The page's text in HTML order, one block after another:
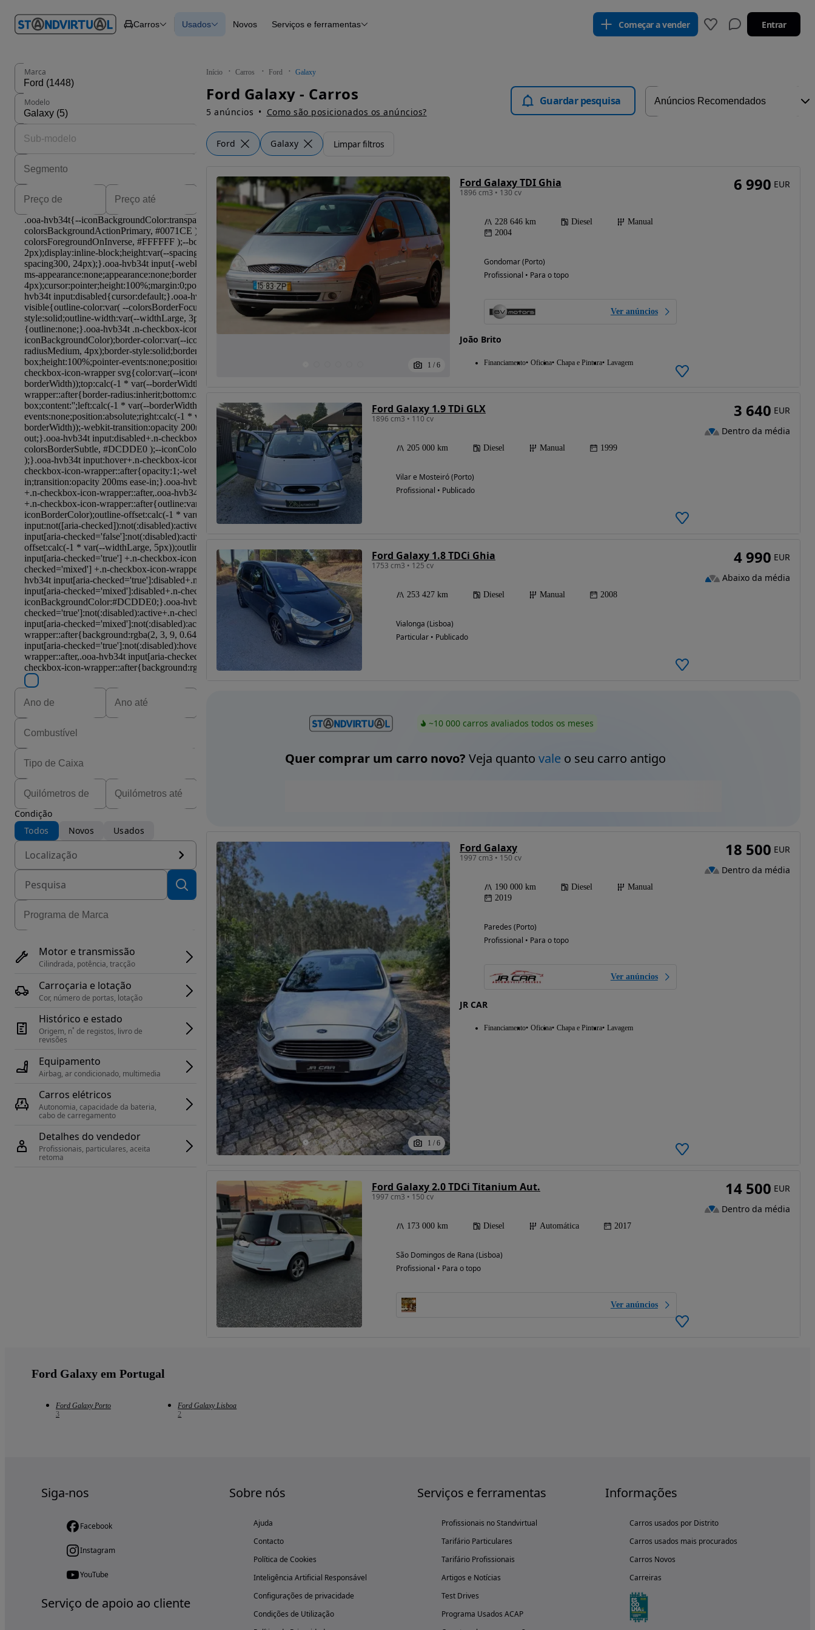
em
Carros Carros
Carros
Novos
Usados Novos
Histórico do veículo
Serviços e ferramentas Começar a vender Entrar
Início Carros Ford Galaxy
Ford Galaxy - Carros
5 anúncios Como são posicionados os anúncios?
Guardar pesquisa
Ford Galaxy Limpar filtros
Marca
Modelo
Possibilidade de
Condição
Todos
Novos Usados
Localização
Motor e transmissão
Cilindrada, potência, tracção
Carroçaria e lotação
Cor, número de portas, lotação
Histórico e estado
Origem, n˚ de registos, livro de
revisões
Equipamento
Airbag, ar condicionado, multimedia
Carros elétricos
Autonomia, capacidade da bateria,
cabo de carregamento
Detalhes do vendedor
Profissionais, particulares, aceita
retoma
1 / 6
Ford Galaxy TDI Ghia
1896 cm3 • 130 cv
228 646 km Diesel
Manual
2004
Gondomar (Porto)
Profissional • Para o topo
Ver anúncios
João Brito
Financiamento Oficina Chapa e Pintura Lavagem
6 990 EUR
Ford Galaxy 1.9 TDi GLX
1896 cm3 • 110 cv
205 000 km Diesel Manual 1999
Vilar e Mosteiró (Porto)
Profissional • Publicado
3 640 EUR
Dentro da média
Ford Galaxy 1.8 TDCi Ghia
1753 cm3 • 125 cv
253 427 km Diesel Manual 2008
Vialonga (Lisboa)
Particular • Publicado
4 990 EUR
Abaixo da média
~10 000 carros avaliados todos os meses
Quer comprar um carro novo? Veja quanto valeo seu carro antigo
1 / 6
Ford Galaxy
1997 cm3 • 150 cv
190 000 km Diesel
Manual
2019
Paredes (Porto)
Profissional • Para o topo
Ver anúncios
JR CAR
Financiamento Oficina Chapa e Pintura Lavagem
18 500 EUR
Dentro da média
Ford Galaxy 2.0 TDCi Titanium Aut.
1997 cm3 • 150 cv
173 000 km Diesel Automática 2017
São Domingos de Rana (Lisboa)
Profissional • Para o topo
Ver anúncios
14 500 EUR
Dentro da média
Ford Galaxy em Portugal
Ford Galaxy Porto
3
Ford Galaxy Lisboa
2
Siga-nos
Facebook
Instagram
YouTube
Serviço de apoio ao cliente
Sobre nós
Ajuda
Contacto
Política de Cookies
Inteligência Artificial Responsável
Configurações de privacidade
Condições de Utilização
Serviços e ferramentas
Profissionais no Standvirtual
Tarifário Particulares
Tarifário Profissionais
Artigos e Notícias
Test Drives
Programa Usados ACAP
Informações
Carros usados por Distrito
Carros usados mais procurados
Carros Novos
Carreiras